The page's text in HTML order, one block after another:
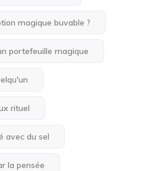
magique buvable ?
portefeuille magique
rituel
avec du sel
la pensée